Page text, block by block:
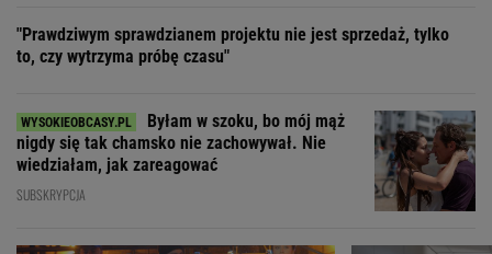
"Prawdziwym sprawdzianem projektu nie jest sprzedaż, tylko
to, czy wytrzyma próbę czasu"
Byłam w szoku, bo mój mąż
nigdy się tak chamsko nie zachowywał. Nie
wiedziałam, jak zareagować
SUBSKRYPCJA